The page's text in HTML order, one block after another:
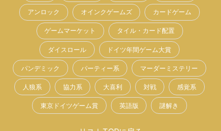
アンロック オインクゲームズ カードゲーム
ゲームマーケット タイル・カード配置
ダイスロール ドイツ年間ゲーム大賞
パンデミック パーティー系 マーダーミステリー
人狼系 協力系 大喜利 対戦 感覚系
東京ドイツゲーム賞 英語版 謎解き